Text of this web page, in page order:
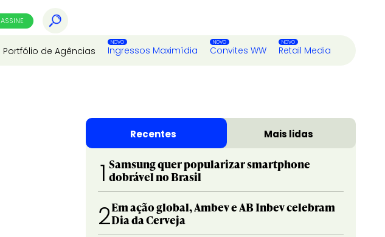
ASSINE
Portfólio de Agências Ingressos Maximídia Convites WW Retail Media
Recentes Mais lidas
1 Samsung quer popularizar smartphone
dobrável no Brasil
2Em ação global, Ambev e AB Inbev celebram
Dia da Cerveja